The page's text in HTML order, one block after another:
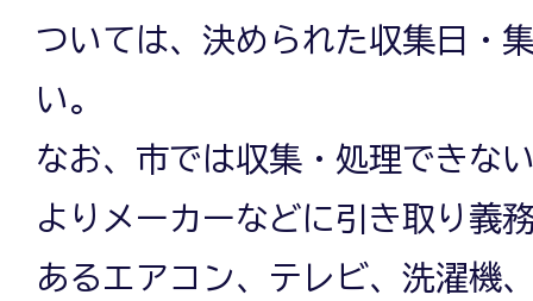
ついては、決められた収集日・
い。
なお、市では収集・処理できな
よりメーカーなどに引き取り義
あるエアコン、テレビ、洗濯機